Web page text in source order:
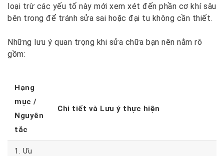
loại trừ các yếu tố này mới xem xét đến phần cơ khí sâu
bên trong để tránh sửa sai hoặc đại tu không cần thiết.
Những lưu ý quan trọng khi sửa chữa bạn nên nắm rõ
gồm:
Hạng
mục /
Nguyên
tắc
Chi tiết và Lưu ý thực hiện
1. Ưu